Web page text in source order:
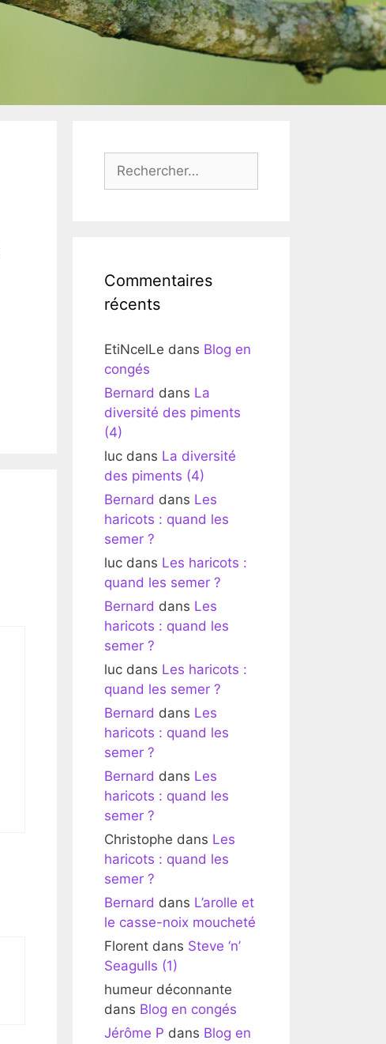
Commentaires
récents
EtiNcelLe dans Blog en
congés
Bernard dans La
diversité des piments
(4)
luc dans La diversité
des piments (4)
Bernard dans Les
haricots : quand les
semer ?
luc dans Les haricots :
quand les semer ?
Bernard dans Les
haricots : quand les
semer ?
luc dans Les haricots :
quand les semer ?
Bernard dans Les
haricots : quand les
semer ?
Bernard dans Les
haricots : quand les
semer ?
Christophe dans Les
haricots : quand les
semer ?
Bernard dans L’arolle et
le casse-noix moucheté
Florent dans Steve ‘n’
Seagulls (1)
humeur déconnante
dans Blog en congés
Jérôme P dans Blog en